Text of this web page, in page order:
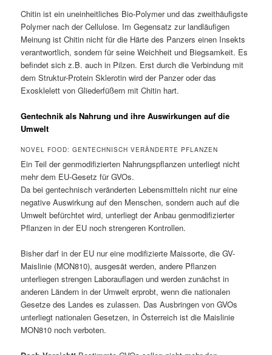
Chitin ist ein uneinheitliches Bio-Polymer und das zweithäufigste
Polymer nach der Cellulose. Im Gegensatz zur landläufigen
Meinung ist Chitin nicht für die Härte des Panzers einen Insekts
verantwortlich, sondern für seine Weichheit und Biegsamkeit. Es
befindet sich z.B. auch in Pilzen. Erst durch die Verbindung mit
dem Struktur-Protein Sklerotin wird der Panzer oder das
Exosklelett von Gliederfüßern mit Chitin hart.
Gentechnik als Nahrung und ihre Auswirkungen auf die
Umwelt
NOVEL FOOD: GENTECHNISCH VERÄNDERTE PFLANZEN
Ein Teil der genmodifizierten Nahrungspflanzen unterliegt nicht
mehr dem EU-Gesetz für GVOs.
Da bei gentechnisch veränderten Lebensmitteln nicht nur eine
negative Auswirkung auf den Menschen, sondern auch auf die
Umwelt befürchtet wird, unterliegt der Anbau genmodifizierter
Pflanzen in der EU noch strengeren Kontrollen.
Bisher darf in der EU nur eine modifizierte Maissorte, die GV-
Maislinie (MON810), ausgesät werden, andere Pflanzen
unterliegen strengen Laborauflagen und werden zunächst in
anderen Ländern in der Umwelt erprobt, wenn die nationalen
Gesetze des Landes es zulassen. Das Ausbringen von GVOs
unterliegt nationalen Gesetzen, in Österreich ist die Maislinie
MON810 noch verboten.